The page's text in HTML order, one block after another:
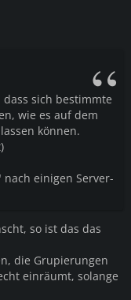
sich bestimmte
wie es auf dem
können.
einigen Server-
so ist das das
die Grupierungen
einräumt, solange